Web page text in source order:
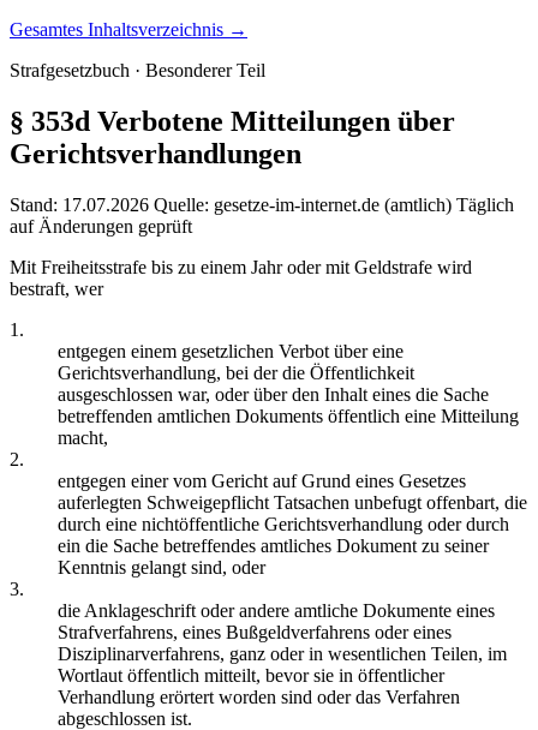
Gesamtes Inhaltsverzeichnis →
Strafgesetzbuch · Besonderer Teil
§ 353d Verbotene Mitteilungen über
Gerichtsverhandlungen
Stand: 17.07.2026 Quelle: gesetze-im-internet.de (amtlich) Täglich
auf Änderungen geprüft
Mit Freiheitsstrafe bis zu einem Jahr oder mit Geldstrafe wird
bestraft, wer
1.
entgegen einem gesetzlichen Verbot über eine
Gerichtsverhandlung, bei der die Öffentlichkeit
ausgeschlossen war, oder über den Inhalt eines die Sache
betreffenden amtlichen Dokuments öffentlich eine Mitteilung
macht,
2.
entgegen einer vom Gericht auf Grund eines Gesetzes
auferlegten Schweigepflicht Tatsachen unbefugt offenbart, die
durch eine nichtöffentliche Gerichtsverhandlung oder durch
ein die Sache betreffendes amtliches Dokument zu seiner
Kenntnis gelangt sind, oder
3.
die Anklageschrift oder andere amtliche Dokumente eines
Strafverfahrens, eines Bußgeldverfahrens oder eines
Disziplinarverfahrens, ganz oder in wesentlichen Teilen, im
Wortlaut öffentlich mitteilt, bevor sie in öffentlicher
Verhandlung erörtert worden sind oder das Verfahren
abgeschlossen ist.